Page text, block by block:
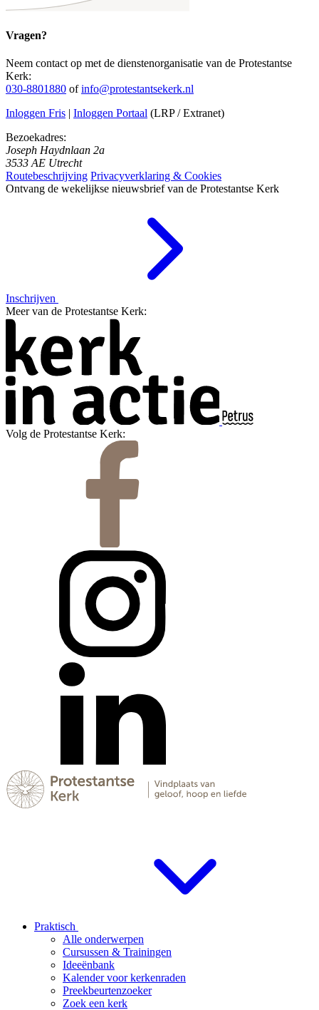
Vragen?
Neem contact op met de dienstenorganisatie van de Protestantse
Kerk:
030-8801880 ofinfo@protestantsekerk.nl
Inloggen Fris | Inloggen Portaal (LRP / Extranet)
Bezoekadres:
Joseph Haydnlaan 2a
3533 AE Utrecht
Routebeschrijving Privacyverklaring & Cookies
Ontvang de wekelijkse nieuwsbrief van de Protestantse Kerk
Inschrijven
Meer van de Protestantse Kerk:
Volg de Protestantse Kerk:
Praktisch
Alle onderwerpen
Cursussen & Trainingen
Ideeënbank
Kalender voor kerkenraden
Preekbeurtenzoeker
Zoek een kerk